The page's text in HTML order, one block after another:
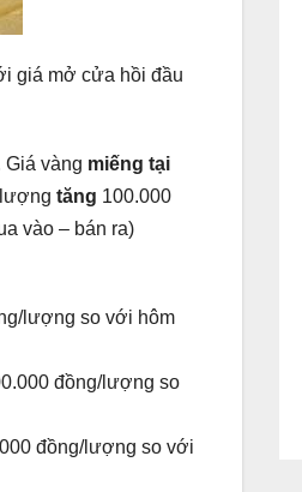
giá mở cửa hồi đầu
vàng miếng tại
tăng 100.000
vào – bán ra)
lượng so với hôm
đồng/lượng so
đồng/lượng so với